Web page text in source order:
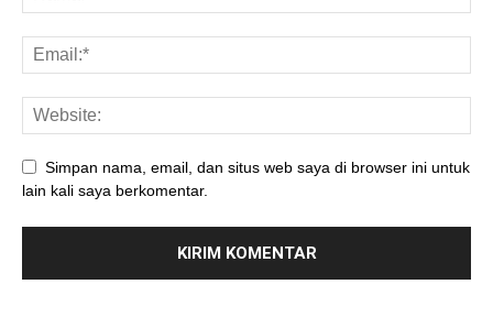
Simpan nama, email, dan situs web saya di browser ini untuk
lain kali saya berkomentar.